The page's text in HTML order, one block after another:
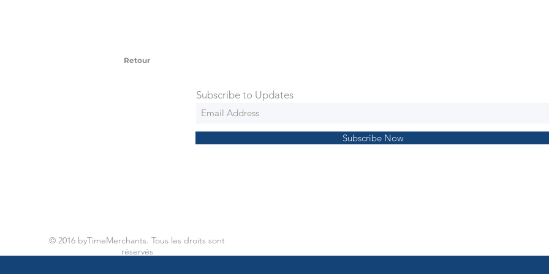
Retour
Subscribe to Updates
Subscribe Now
© 2016 byTimeMerchants. Tous les droits sont
réservés